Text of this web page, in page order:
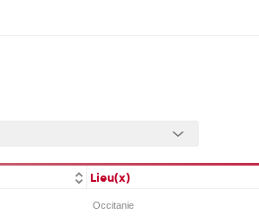
Lieu(x)
Occitanie